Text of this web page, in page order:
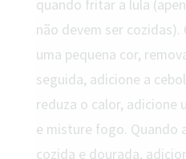
quando fritar a lula
não devem ser cozidas).
uma pequena cor,
seguida, adicione a
reduza o calor, adicione
e misture fogo. Quando
cozida e dourada,